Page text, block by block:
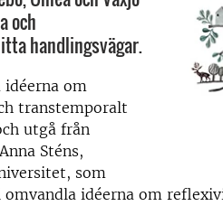
och
handlingsvägar.
om
transtemporalt
utgå från
Sténs,
som
omvandla idéerna om